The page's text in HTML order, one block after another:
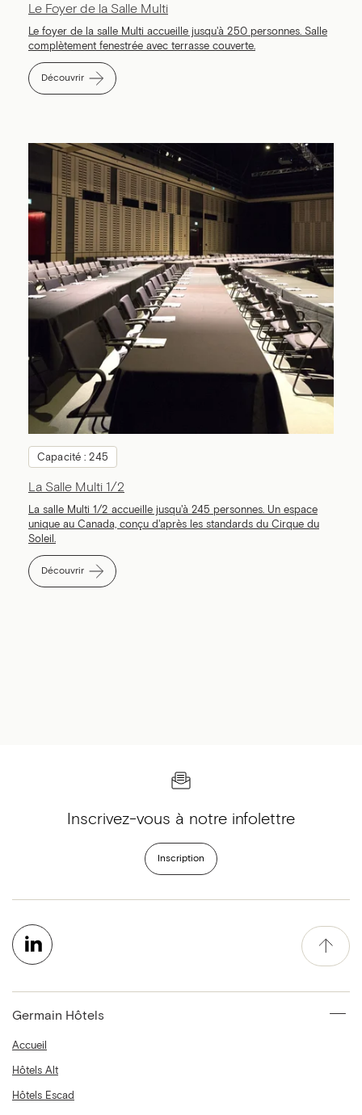
Le Foyer de la Salle Multi
Le foyer de la salle Multi accueille jusqu'à 250 personnes. Salle
complètement fenestrée avec terrasse couverte.
Découvrir
Capacité : 245
La Salle Multi 1/2
La salle Multi 1/2 accueille jusqu'à 245 personnes. Un espace
unique au Canada, conçu d'après les standards du Cirque du
Soleil.
Découvrir
Inscrivez-vous à notre infolettre
Inscription
Germain Hôtels
Accueil
Hôtels Alt
Hôtels Escad